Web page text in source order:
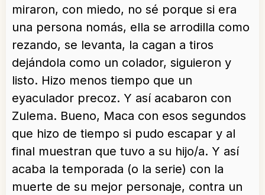
miraron, con miedo, no sé porque si era
una persona nomás, ella se arrodilla como
rezando, se levanta, la cagan a tiros
dejándola como un colador, siguieron y
listo. Hizo menos tiempo que un
eyaculador precoz. Y así acabaron con
Zulema. Bueno, Maca con esos segundos
que hizo de tiempo si pudo escapar y al
final muestran que tuvo a su hijo/a. Y así
acaba la temporada (o la serie) con la
muerte de su mejor personaje, contra un